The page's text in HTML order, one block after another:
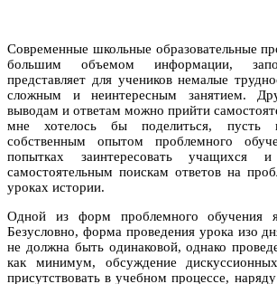
Современные школьные образовательные
большим объемом информации,
представляет для учеников немалые
сложным и неинтересным занятием.
выводам и ответам можно прийти
мне хотелось бы поделиться,
собственным опытом проблемного
попытках заинтересовать
самостоятельным поискам ответов на
уроках истории.
Одной из форм проблемного обучения
Безусловно, форма проведения урока изо
не должна быть одинаковой, однако
как минимум, обсуждение
присутствовать в учебном процессе,